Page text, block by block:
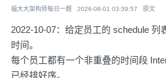
福大大架构师每日一题 2026-06-01 03:39:57 原文
2022-10-07：给定员工的 schedule 列
时间。
每个员工都有一个非重叠的时间段
已经排好序。